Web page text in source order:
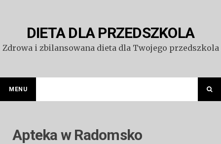
DIETA DLA PRZEDSZKOLA
Zdrowa i zbilansowana dieta dla Twojego przedszkola
MENU
Apteka w Radomsko